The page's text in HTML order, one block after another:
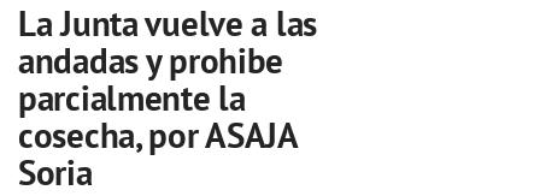
La Junta vuelve a las
andadas y prohibe
parcialmente la
cosecha, por ASAJA
Soria